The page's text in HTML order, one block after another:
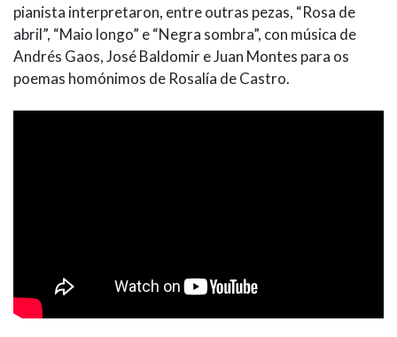
pianista interpretaron, entre outras pezas, “Rosa de
abril”, “Maio longo” e “Negra sombra”, con música de
Andrés Gaos, José Baldomir e Juan Montes para os
poemas homónimos de Rosalía de Castro.